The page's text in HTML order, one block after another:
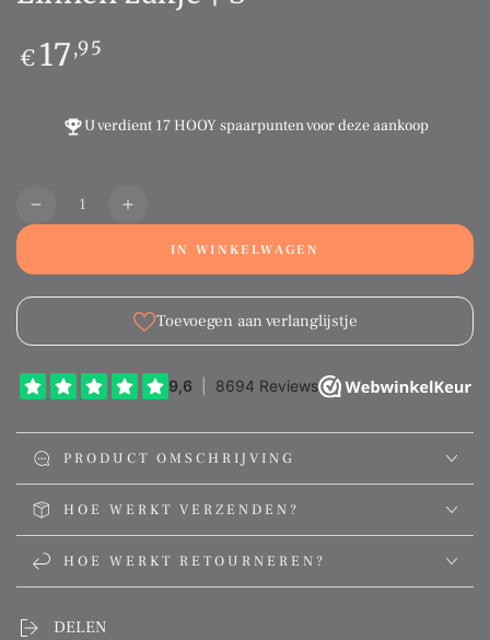
Normale
prijs
€ 17,95
U verdient 17 HOOY spaarpuntenvoor deze aankoop
Aantal
Translation
nl.products.product.quantity.decrease
Translation
nl.products.product.quantity.increase
IN WINKELWAGEN
Toevoegen aan verlanglijstje
PRODUCT OMSCHRIJVING
HOE WERKT VERZENDEN?
HOE WERKT RETOURNEREN?
DELEN